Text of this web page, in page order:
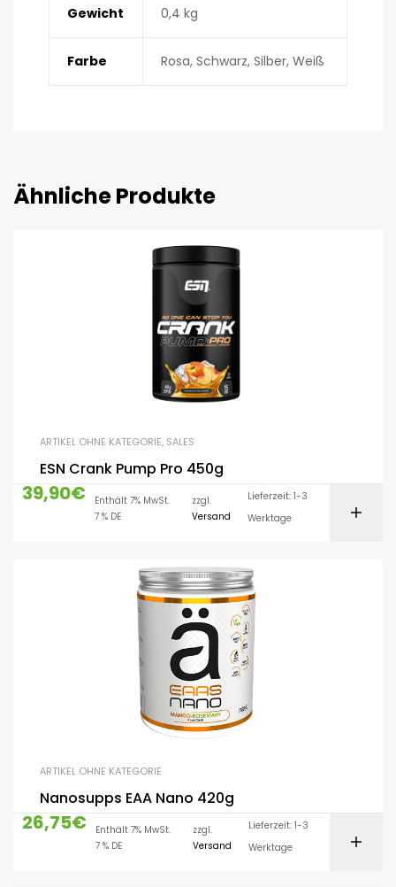
Gewicht 0,4 kg
Farbe Rosa, Schwarz, Silber, Weiß
Ähnliche Produkte
ARTIKEL OHNE KATEGORIE, SALES
ESN Crank Pump Pro 450g
39,90€
Enthält 7% MwSt.
7 % DE
zzgl.
Versand
Lieferzeit: 1-3
Werktage
ARTIKEL OHNE KATEGORIE
Nanosupps EAA Nano 420g
26,75€
Enthält 7% MwSt.
7 % DE
zzgl.
Versand
Lieferzeit: 1-3
Werktage